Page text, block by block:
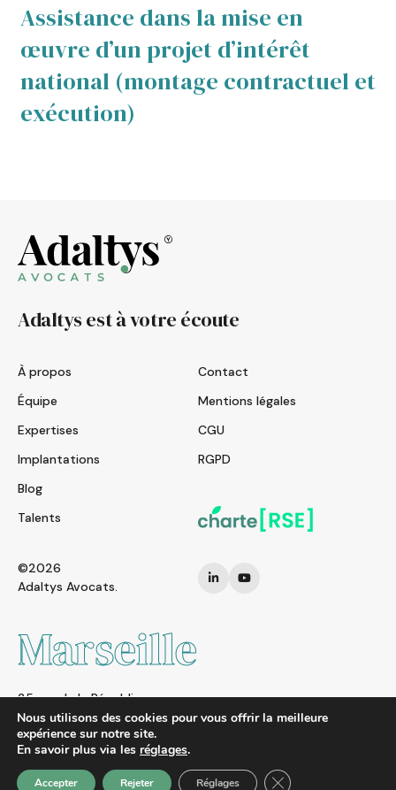
Assistance dans la mise en
œuvre d’un projet d’intérêt
national (montage contractuel et
exécution)
Adaltys est à votre écoute
À propos
Équipe
Expertises
Implantations
Blog
Talents
Contact
Mentions légales
CGU
RGPD
©2026
Adaltys Avocats.
Marseille
25 rue de la République
13002 MARSEILLE
FRANCE
Tel. : + 33 (0)4 91 01 95 26
Nous utilisons des cookies pour vous offrir la meilleure
expérience sur notre site.
En savoir plus via les réglages.
Accepter Rejeter Réglages Fermer la bannière